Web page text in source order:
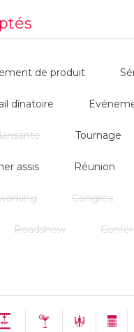
de produit
dînatoire
Tournage
assis Réunion
Congrés
Roadshow